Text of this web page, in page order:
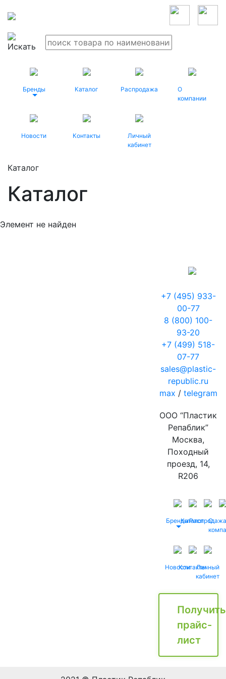
Бренды Каталог Распродажа
О
компании
Новости Контакты
Личный
кабинет
Каталог
Каталог
Элемент не найден
+7 (495) 933-
00-77
8 (800) 100-
93-20
+7 (499) 518-
07-77
sales@plastic-
republic.ru
max / telegram
ООО “Пластик
Репаблик”
Москва,
Походный
проезд, 14,
R206
БрендыКаталог
Распродажа
О
НовостиКонтактыЛичный
кабинет
Получить
прайс-
лист